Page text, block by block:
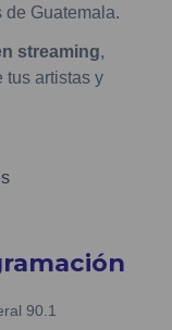
de Guatemala.
streaming,
tus artistas y
90.1